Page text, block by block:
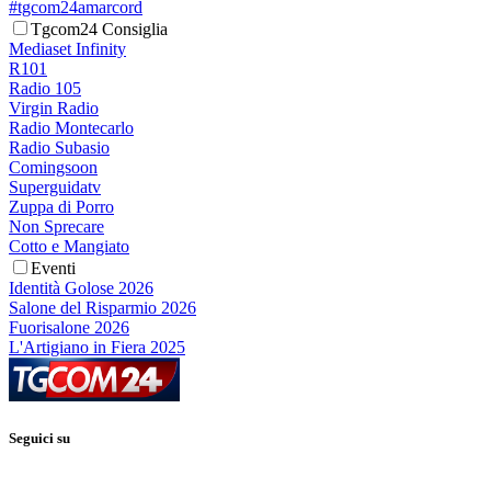
#tgcom24amarcord
Tgcom24 Consiglia
Mediaset Infinity
R101
Radio 105
Virgin Radio
Radio Montecarlo
Radio Subasio
Comingsoon
Superguidatv
Zuppa di Porro
Non Sprecare
Cotto e Mangiato
Eventi
Identità Golose 2026
Salone del Risparmio 2026
Fuorisalone 2026
L'Artigiano in Fiera 2025
Seguici su